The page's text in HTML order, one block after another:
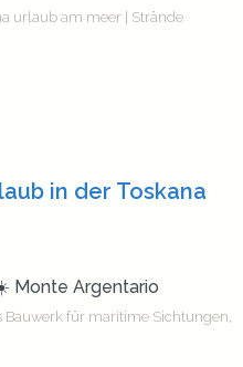
urlaub am meer | Strände
in der Toskana
Monte Argentario
Bauwerk für maritime Sichtungen,